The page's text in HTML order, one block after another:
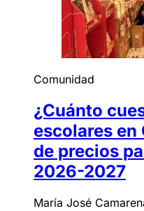
Comunidad
¿Cuánto
escolares en
de precios
2026-2027
María José